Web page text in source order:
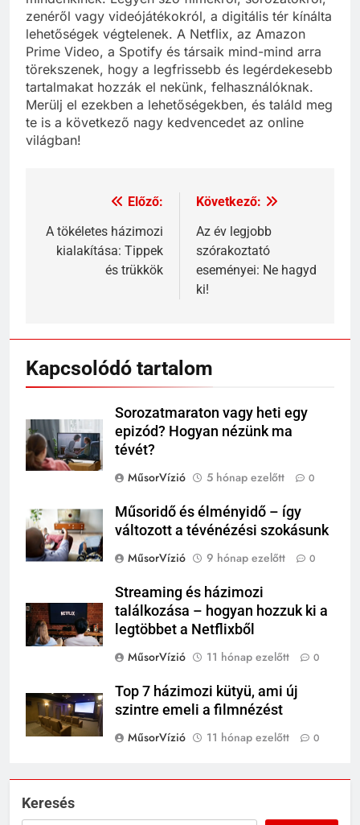
zenéről vagy videójátékokról, a digitális tér kínálta
lehetőségek végtelenek. A Netflix, az Amazon
Prime Video, a Spotify és társaik mind-mind arra
törekszenek, hogy a legfrissebb és legérdekesebb
tartalmakat hozzák el nekünk, felhasználóknak.
Merülj el ezekben a lehetőségekben, és találd meg
te is a következő nagy kedvencedet az online
világban!
Bejegyzés
navigáció
Előző:
A tökéletes házimozi
kialakítása: Tippek
és trükkök
Következő:
Az év legjobb
szórakoztató
eseményei: Ne hagyd
ki!
Kapcsolódó tartalom
Sorozatmaraton vagy heti egy
epizód? Hogyan nézünk ma
tévét?
MűsorVízió
5 hónap ezelőtt 0
Műsoridő és élményidő – így
változott a tévénézési szokásunk
MűsorVízió
9 hónap ezelőtt 0
Streaming és házimozi
találkozása – hogyan hozzuk ki a
legtöbbet a Netflixből
MűsorVízió
11 hónap ezelőtt 0
Top 7 házimozi kütyü, ami új
szintre emeli a filmnézést
MűsorVízió
11 hónap ezelőtt 0
Keresés